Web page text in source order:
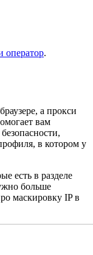
оператор.
а прокси
вам
в котором у
есть в разделе
больше
маскировку IP в